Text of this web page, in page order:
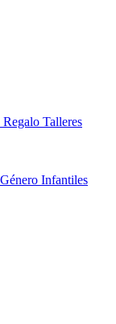
Regalo Talleres
Género Infantiles